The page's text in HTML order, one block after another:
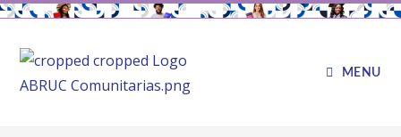
MENU